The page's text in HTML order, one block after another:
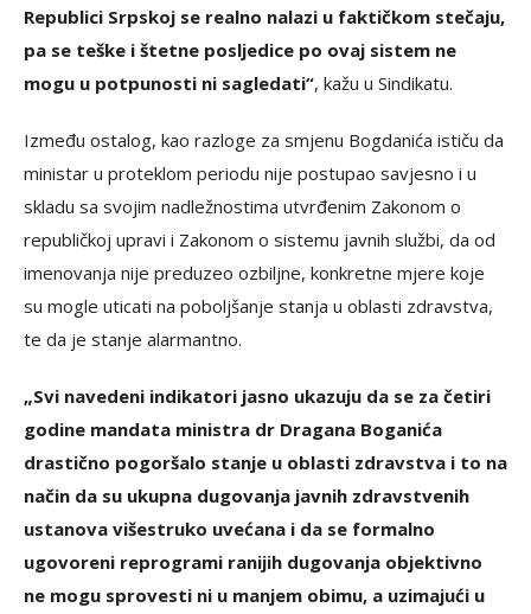
Republici Srpskoj se realno nalazi u faktičkom stečaju,
pa se teške i štetne posljedice po ovaj sistem ne
mogu u potpunosti ni sagledati“, kažu u Sindikatu.
Između ostalog, kao razloge za smjenu Bogdanića ističu da
ministar u proteklom periodu nije postupao savjesno i u
skladu sa svojim nadležnostima utvrđenim Zakonom o
republičkoj upravi i Zakonom o sistemu javnih službi, da od
imenovanja nije preduzeo ozbiljne, konkretne mjere koje
su mogle uticati na poboljšanje stanja u oblasti zdravstva,
te da je stanje alarmantno.
„Svi navedeni indikatori jasno ukazuju da se za četiri
godine mandata ministra dr Dragana Boganića
drastično pogoršalo stanje u oblasti zdravstva i to na
način da su ukupna dugovanja javnih zdravstvenih
ustanova višestruko uvećana i da se formalno
ugovoreni reprogrami ranijih dugovanja objektivno
ne mogu sprovesti ni u manjem obimu, a uzimajući u